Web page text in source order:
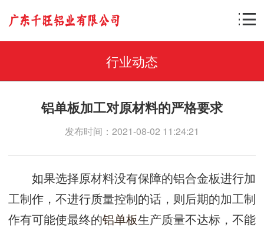
行业动态
铝单板加工对原材料的严格要求
发布时间：2021-08-02 11:24:21
如果选择原材料没有保障的铝合金板进行加
工制作，不进行质量控制的话，则后期的加工制
作有可能使最终的铝单板生产质量不达标，不能